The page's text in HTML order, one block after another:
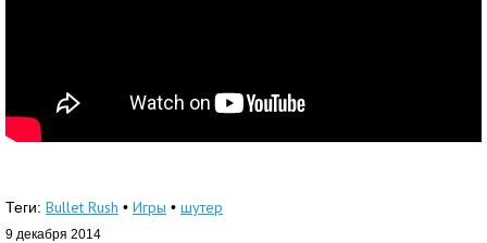
Теги: Bullet Rush • Игры • шутер
9 декабря 2014